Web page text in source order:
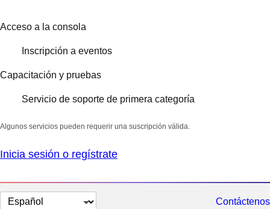
Acceso a la consola
Inscripción a eventos
Capacitación y pruebas
Servicio de soporte de primera categoría
Algunos servicios pueden requerir una suscripción válida.
Inicia sesión o regístrate
Cambiar
Contáctenos